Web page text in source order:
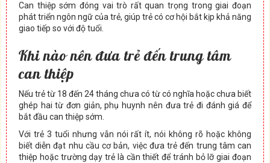
Can thiệp sớm đóng vai trò rất quan trọng trong giai đoạn
phát triển ngôn ngữ của trẻ, giúp trẻ có cơ hội bắt kịp khả năng
giao tiếp so với độ tuổi.
Khi nào nên đưa trẻ đến trung tâm
can thiệp
Nếu trẻ từ 18 đến 24 tháng chưa có từ có nghĩa hoặc chưa biết
ghép hai từ đơn giản, phụ huynh nên đưa trẻ đi đánh giá để
bắt đầu can thiệp sớm.
Với trẻ 3 tuổi nhưng vẫn nói rất ít, nói không rõ hoặc không
biết diễn đạt nhu cầu cơ bản, việc đưa trẻ đến trung tâm can
thiệp hoặc trường dạy trẻ là cần thiết để tránh bỏ lỡ giai đoạn